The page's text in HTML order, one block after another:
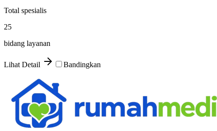
Total spesialis
25
bidang layanan
Lihat Detail Bandingkan